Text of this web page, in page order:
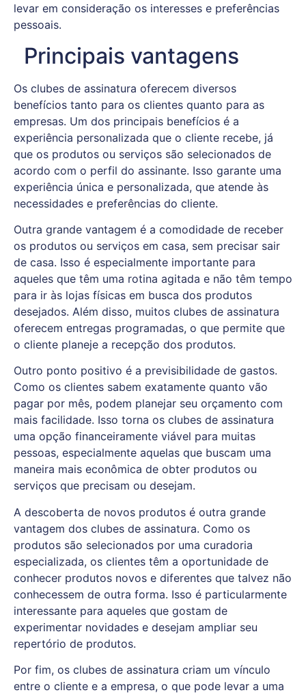
levar em consideração os interesses e preferências
pessoais.
Principais vantagens
Os clubes de assinatura oferecem diversos
benefícios tanto para os clientes quanto para as
empresas. Um dos principais benefícios é a
experiência personalizada que o cliente recebe, já
que os produtos ou serviços são selecionados de
acordo com o perfil do assinante. Isso garante uma
experiência única e personalizada, que atende às
necessidades e preferências do cliente.
Outra grande vantagem é a comodidade de receber
os produtos ou serviços em casa, sem precisar sair
de casa. Isso é especialmente importante para
aqueles que têm uma rotina agitada e não têm tempo
para ir às lojas físicas em busca dos produtos
desejados. Além disso, muitos clubes de assinatura
oferecem entregas programadas, o que permite que
o cliente planeje a recepção dos produtos.
Outro ponto positivo é a previsibilidade de gastos.
Como os clientes sabem exatamente quanto vão
pagar por mês, podem planejar seu orçamento com
mais facilidade. Isso torna os clubes de assinatura
uma opção financeiramente viável para muitas
pessoas, especialmente aquelas que buscam uma
maneira mais econômica de obter produtos ou
serviços que precisam ou desejam.
A descoberta de novos produtos é outra grande
vantagem dos clubes de assinatura. Como os
produtos são selecionados por uma curadoria
especializada, os clientes têm a oportunidade de
conhecer produtos novos e diferentes que talvez não
conhecessem de outra forma. Isso é particularmente
interessante para aqueles que gostam de
experimentar novidades e desejam ampliar seu
repertório de produtos.
Por fim, os clubes de assinatura criam um vínculo
entre o cliente e a empresa, o que pode levar a uma